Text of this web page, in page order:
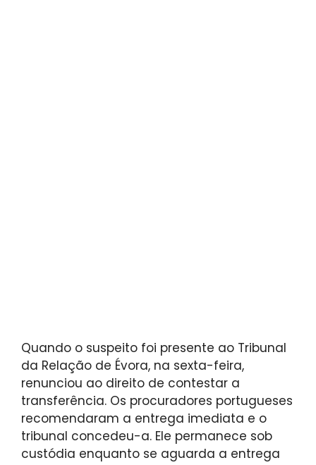
Quando o suspeito foi presente ao Tribunal
da Relação de Évora, na sexta-feira,
renunciou ao direito de contestar a
transferência. Os procuradores portugueses
recomendaram a entrega imediata e o
tribunal concedeu-a. Ele permanece sob
custódia enquanto se aguarda a entrega